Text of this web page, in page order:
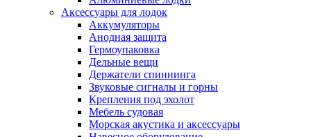
Аксессуары для лодок
Аккумуляторы
Анодная защита
Гермоупаковка
Дельные вещи
Держатели спиннинга
Звуковые сигналы и горны
Крепления под эхолот
Мебель судовая
Морская акустика и аксессуары